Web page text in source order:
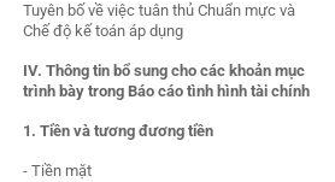
Tuyên bố về việc tuân thủ Chuẩn mực và
Chế độ kế toán áp dụng
IV. Thông tin bổ sung cho các khoản mục
trình bày trong Báo cáo tình hình tài chính
1. Tiền và tương đương tiền
- Tiền mặt